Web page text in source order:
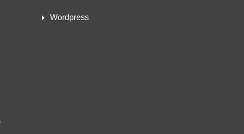
Wordpress